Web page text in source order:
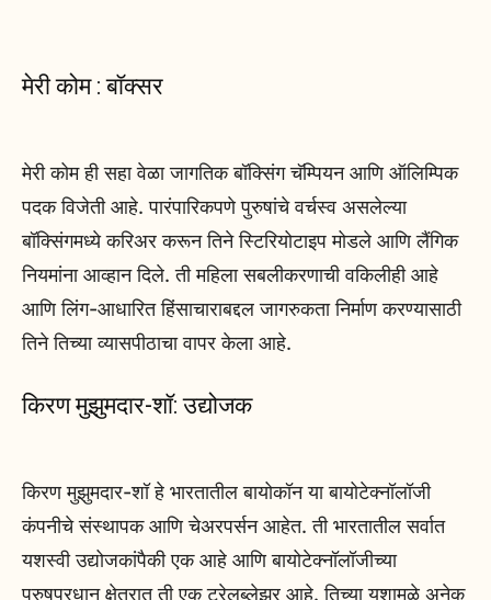
मेरी कोम : बॉक्सर
मेरी कोम ही सहा वेळा जागतिक बॉक्सिंग चॅम्पियन आणि ऑलिम्पिक
पदक विजेती आहे. पारंपारिकपणे पुरुषांचे वर्चस्व असलेल्या
बॉक्सिंगमध्ये करिअर करून तिने स्टिरियोटाइप मोडले आणि लैंगिक
नियमांना आव्हान दिले. ती महिला सबलीकरणाची वकिलीही आहे
आणि लिंग-आधारित हिंसाचाराबद्दल जागरुकता निर्माण करण्यासाठी
तिने तिच्या व्यासपीठाचा वापर केला आहे.
किरण मुझुमदार-शॉ: उद्योजक
किरण मुझुमदार-शॉ हे भारतातील बायोकॉन या बायोटेक्नॉलॉजी
कंपनीचे संस्थापक आणि चेअरपर्सन आहेत. ती भारतातील सर्वात
यशस्वी उद्योजकांपैकी एक आहे आणि बायोटेक्नॉलॉजीच्या
पुरुषप्रधान क्षेत्रात ती एक ट्रेलब्लेझर आहे. तिच्या यशामुळे अनेक